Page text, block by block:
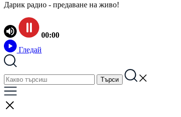
Дарик радио - предаване на живо!
00:00
Гледай